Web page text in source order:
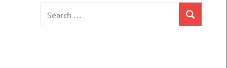
for:
Search